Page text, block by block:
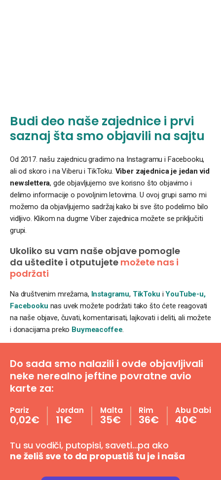
Budi deo naše zajednice i prvi
saznaj šta smo objavili na sajtu
Od 2017. našu zajednicu gradimo na Instagramu i Facebooku,
ali od skoro i na Viberu i TikToku. Viber zajednica je jedan vid
newslettera, gde objavljujemo sve korisno što objavimo i
delimo informacije o povoljnim letovima. U ovoj grupi samo mi
možemo da objavljujemo sadržaj kako bi sve što podelimo bilo
vidljivo. Klikom na dugme Viber zajednica možete se priključiti
grupi.
Ukoliko su vam naše objave pomogle
da uštedite i otputujete možete nas i
podržati
Na društvenim mrežama, Instagramu, TikToku iYouTube-u,
Facebooku nas uvek možete podržati tako što ćete reagovati
na naše objave, čuvati, komentarisati, lajkovati i deliti, ali možete
i donacijama preko Buymeacoffee.
Do sada smo nalazili i ovde objavljivali
neke nerealno jeftine povratne avio
karte za:
Pariz
0,02€
Jordan
11€
Malta
35€
Rim
36€
Abu Dabi
40€
Tu su vodiči, putopisi, saveti…pa ako
ne želiš sve to da propustiš tu je i naša